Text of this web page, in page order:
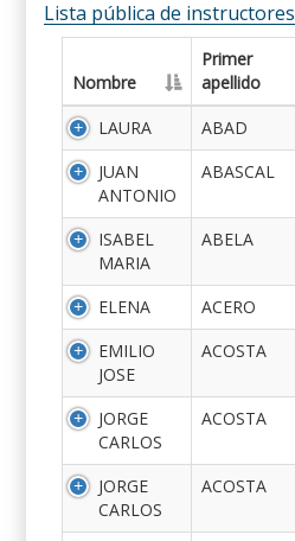
Lista pública de instructores
Nombre
Primer
apellido
LAURA
ABAD
JUAN
ANTONIO
ABASCAL
ISABEL
MARIA
ABELA
ELENA ACERO
EMILIO
JOSE
ACOSTA
JORGE
CARLOS
ACOSTA
JORGE
CARLOS
ACOSTA